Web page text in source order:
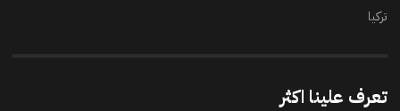
تركيا
تعرف علينا اكثر